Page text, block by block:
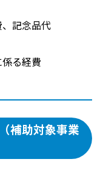
記念品代
る経費
補助対象事業